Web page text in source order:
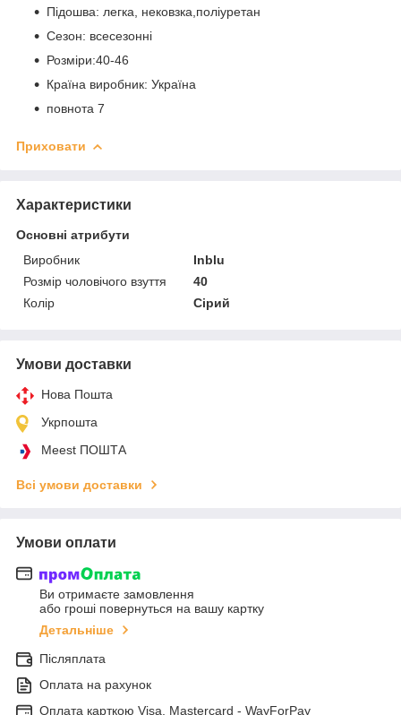
Підошва: легка, нековзка,поліуретан
Сезон: всесезонні
Розміри:40-46
Країна виробник: Україна
повнота 7
Приховати
Характеристики
Основні атрибути
Виробник
Inblu
Розмір чоловічого взуття
40
Колір
Сірий
Умови доставки
Нова Пошта
Укрпошта
Meest ПОШТА
Всі умови доставки
Умови оплати
Ви отримаєте замовлення
або гроші повернуться на вашу картку
Детальніше
Післяплата
Оплата на рахунок
Оплата карткою Visa, Mastercard - WayForPay